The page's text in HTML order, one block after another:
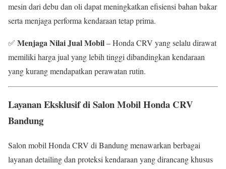
mesin dari debu dan oli dapat meningkatkan efisiensi bahan bakar
serta menjaga performa kendaraan tetap prima.
✅ Menjaga Nilai Jual Mobil– Honda CRV yang selalu dirawat
memiliki harga jual yang lebih tinggi dibandingkan kendaraan
yang kurang mendapatkan perawatan rutin.
Layanan Eksklusif di Salon Mobil Honda CRV
Bandung
Salon mobil Honda CRV di Bandung menawarkan berbagai
layanan detailing dan proteksi kendaraan yang dirancang khusus